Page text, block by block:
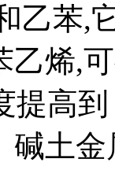
乙苯,
烯,
提高
碱土